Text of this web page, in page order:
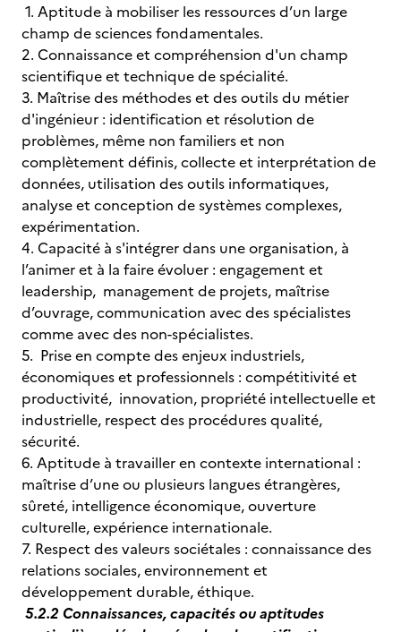
1. Aptitude à mobiliser les ressources d’un large
champ de sciences fondamentales.
2. Connaissance et compréhension d'un champ
scientifique et technique de spécialité.
3. Maîtrise des méthodes et des outils du métier
d'ingénieur : identification et résolution de
problèmes, même non familiers et non
complètement définis, collecte et interprétation de
données, utilisation des outils informatiques,
analyse et conception de systèmes complexes,
expérimentation.
4. Capacité à s'intégrer dans une organisation, à
l’animer et à la faire évoluer : engagement et
leadership, management de projets, maîtrise
d’ouvrage, communication avec des spécialistes
comme avec des non-spécialistes.
5. Prise en compte des enjeux industriels,
économiques et professionnels : compétitivité et
productivité, innovation, propriété intellectuelle et
industrielle, respect des procédures qualité,
sécurité.
6. Aptitude à travailler en contexte international :
maîtrise d’une ou plusieurs langues étrangères,
sûreté, intelligence économique, ouverture
culturelle, expérience internationale.
7. Respect des valeurs sociétales : connaissance des
relations sociales, environnement et
développement durable, éthique.
5.2.2 Connaissances, capacités ou aptitudes